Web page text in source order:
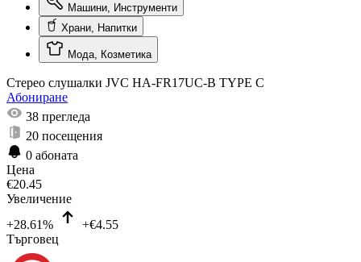
Машини, Инструменти
Храни, Напитки
Мода, Козметика
Стерео слушалки JVC HA-FR17UC-B TYPE C
Абониране
38 прегледа
20 посещения
0 абоната
Цена
€20.45
Увеличение
+28.61%
+€4.55
Търговец